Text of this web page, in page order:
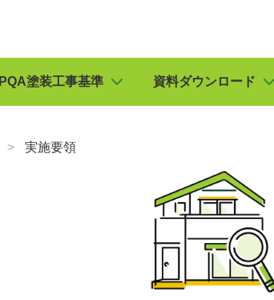
PQA塗装工事基準 資料ダウンロード
実施要領